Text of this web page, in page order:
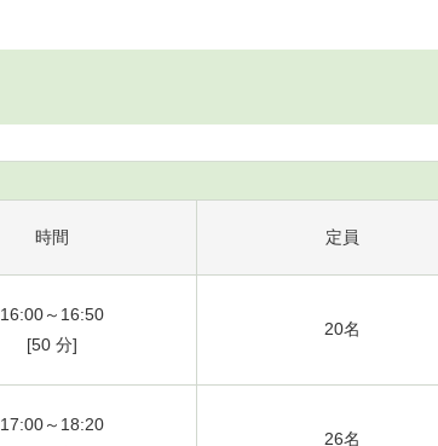
時間 定員
16:00～16:50
[50 分]
20名
17:00～18:20
26名